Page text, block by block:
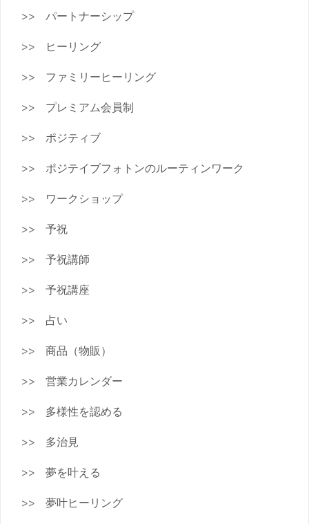
パートナーシップ
ヒーリング
ファミリーヒーリング
プレミアム会員制
ポジティブ
ポジテイブフォトンのルーティンワーク
ワークショップ
予祝
予祝講師
予祝講座
占い
商品（物販）
営業カレンダー
多様性を認める
多治見
夢を叶える
夢叶ヒーリング